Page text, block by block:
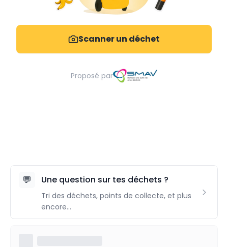
Scanner un déchet
Proposé par
💬 Une question sur tes déchets ?
Tri des déchets, points de collecte, et plus
encore...